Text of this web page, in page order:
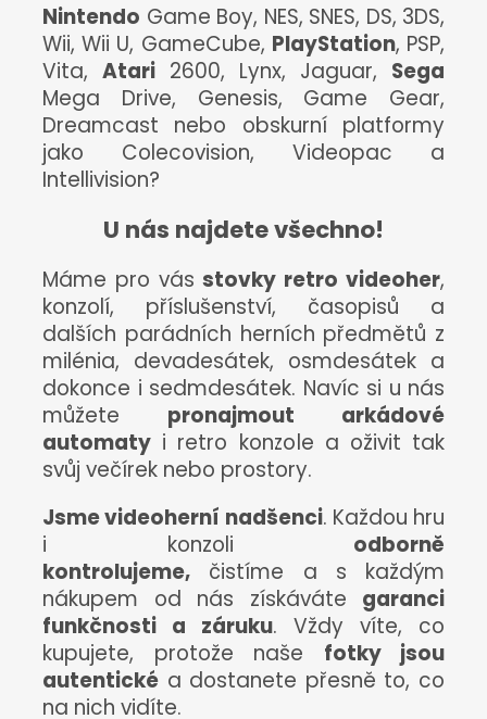
Nintendo Game Boy, NES, SNES, DS, 3DS,
Wii, Wii U, GameCube, PlayStation, PSP,
Vita, Atari 2600, Lynx, Jaguar, Sega
Mega Drive, Genesis, Game Gear,
Dreamcast nebo obskurní platformy
jako Colecovision, Videopac a
Intellivision?
U nás najdete všechno!
Máme pro vásstovky retro videoher,
konzolí, příslušenství, časopisů a
dalších parádních herních předmětů z
milénia, devadesátek, osmdesátek a
dokonce i sedmdesátek. Navíc si u nás
můžete pronajmout arkádové
automaty i retro konzole a oživit tak
svůj večírek nebo prostory.
Jsme videoherní nadšenci. Každou hru
i konzoli odborně
kontrolujeme, čistíme a s každým
nákupem od nás získáváte garanci
funkčnosti a záruku. Vždy víte, co
kupujete, protože naše fotky jsou
autentické a dostanete přesně to, co
na nich vidíte.